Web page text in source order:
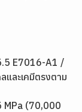
E7016-A1 /
ละเคมีตรงตาม
MPa (70,000